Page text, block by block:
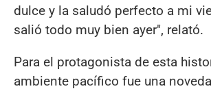
dulce y la saludó perfecto a mi
salió todo muy bien ayer", relató.
Para el protagonista de esta
ambiente pacífico fue una